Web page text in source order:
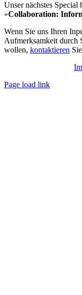
Unser nächstes Special
»Collaboration:
Wenn Sie uns Ihren
Aufmerksamkeit durch
wollen, kontaktieren
Page load link